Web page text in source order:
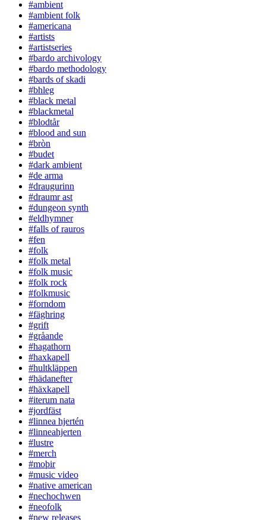
#ambient
#ambient folk
#americana
#artists
#artistseries
#bardo archivology
#bardo methodology
#bards of skadi
#bhleg
#black metal
#blackmetal
#blodtår
#blood and sun
#bròn
#budet
#dark ambient
#de arma
#draugurinn
#draumr ast
#dungeon synth
#eldhymner
#falls of rauros
#fen
#folk
#folk metal
#folk music
#folk rock
#folkmusic
#forndom
#fäghring
#grift
#gråande
#hagathorn
#haxkapell
#hultkläppen
#hädanefter
#häxkapell
#iterum nata
#jordfäst
#linnea hjertén
#linneahjerten
#lustre
#merch
#moþir
#music video
#native american
#nechochwen
#neofolk
#new releases